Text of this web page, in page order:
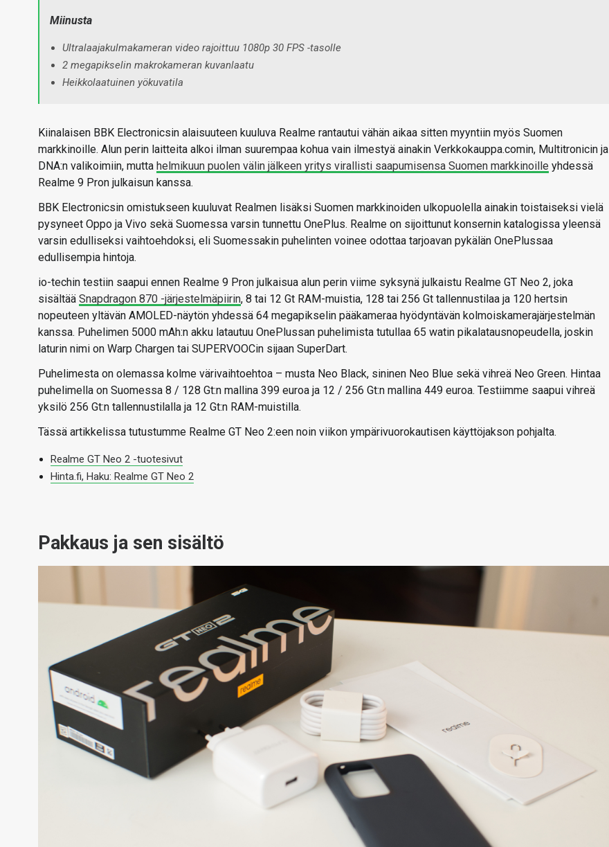
Miinusta
Ultralaajakulmakameran video rajoittuu 1080p 30 FPS -tasolle
2 megapikselin makrokameran kuvanlaatu
Heikkolaatuinen yökuvatila
Kiinalaisen BBK Electronicsin alaisuuteen kuuluva Realme rantautui vähän aikaa sitten myyntiin myös Suomen
markkinoille. Alun perin laitteita alkoi ilman suurempaa kohua vain ilmestyä ainakin Verkkokauppa.comin, Multitronicin ja
DNA:n valikoimiin, mutta helmikuun puolen välin jälkeen yritys virallisti saapumisensa Suomen markkinoille yhdessä
Realme 9 Pron julkaisun kanssa.
BBK Electronicsin omistukseen kuuluvat Realmen lisäksi Suomen markkinoiden ulkopuolella ainakin toistaiseksi vielä
pysyneet Oppo ja Vivo sekä Suomessa varsin tunnettu OnePlus. Realme on sijoittunut konsernin katalogissa yleensä
varsin edulliseksi vaihtoehdoksi, eli Suomessakin puhelinten voinee odottaa tarjoavan pykälän OnePlussaa
edullisempia hintoja.
io-techin testiin saapui ennen Realme 9 Pron julkaisua alun perin viime syksynä julkaistu Realme GT Neo 2, joka
sisältää Snapdragon 870 -järjestelmäpiirin, 8 tai 12 Gt RAM-muistia, 128 tai 256 Gt tallennustilaa ja 120 hertsin
nopeuteen yltävän AMOLED-näytön yhdessä 64 megapikselin pääkameraa hyödyntävän kolmoiskamerajärjestelmän
kanssa. Puhelimen 5000 mAh:n akku latautuu OnePlussan puhelimista tutullaa 65 watin pikalatausnopeudella, joskin
laturin nimi on Warp Chargen tai SUPERVOOCin sijaan SuperDart.
Puhelimesta on olemassa kolme värivaihtoehtoa – musta Neo Black, sininen Neo Blue sekä vihreä Neo Green. Hintaa
puhelimella on Suomessa 8 / 128 Gt:n mallina 399 euroa ja 12 / 256 Gt:n mallina 449 euroa. Testiimme saapui vihreä
yksilö 256 Gt:n tallennustilalla ja 12 Gt:n RAM-muistilla.
Tässä artikkelissa tutustumme Realme GT Neo 2:een noin viikon ympärivuorokautisen käyttöjakson pohjalta.
Realme GT Neo 2 -tuotesivut
Hinta.fi, Haku: Realme GT Neo 2
Pakkaus ja sen sisältö